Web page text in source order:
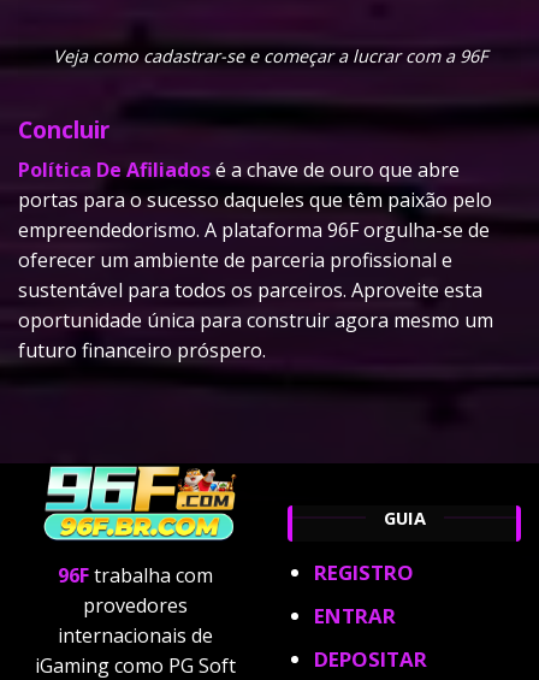
Veja como cadastrar-se e começar a lucrar com a 96F
Concluir
Política De Afiliadosé a chave de ouro que abre
portas para o sucesso daqueles que têm paixão pelo
empreendedorismo. A plataforma 96F orgulha-se de
oferecer um ambiente de parceria profissional e
sustentável para todos os parceiros. Aproveite esta
oportunidade única para construir agora mesmo um
futuro financeiro próspero.
96Ftrabalha com
provedores
internacionais de
iGaming como PG Soft
GUIA
REGISTRO
ENTRAR
DEPOSITAR